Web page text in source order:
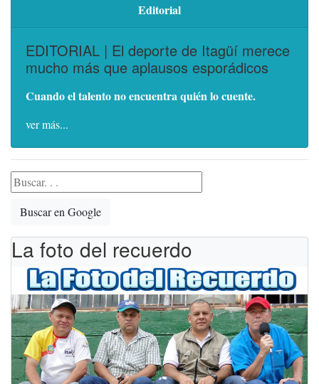
Editorial
EDITORIAL | El deporte de Itagüí merece
mucho más que aplausos esporádicos
Cuando el talento no encuentra quién lo cuente.
ver más...
Buscar en Google
La foto del recuerdo